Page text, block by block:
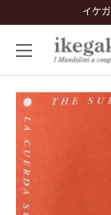
ン
イケ
Mandolin
&
Shop